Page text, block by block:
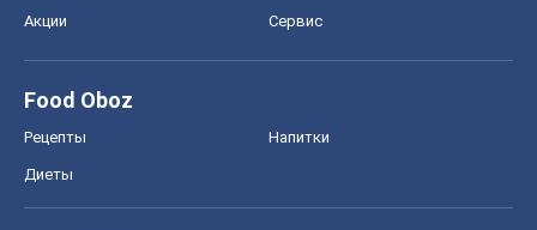
Акции Сервис
Food Oboz
Рецепты Напитки
Диеты